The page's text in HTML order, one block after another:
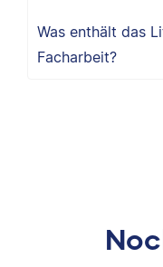
Was enthält das
Facharbeit?